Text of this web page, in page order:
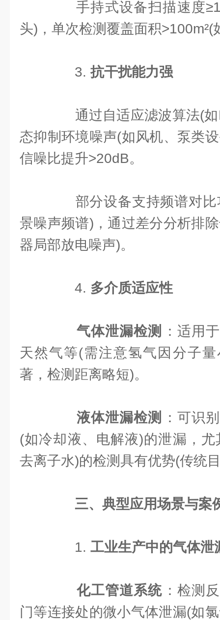
手持式设备扫描速度
头)，单次检测覆盖面积
3. ​ ​抗干扰能力强​
通过自适应滤波算法(如
态抑制环境噪声(如风机、泵类
信噪比提升>20dB。
部分设备支持频谱对比
景噪声频谱)，通过差分分析排
器局部放电噪声)。
4. ​ ​多介质适应性​
​气体泄漏检测​
：适用
天然气等(需注意氢气因分子
著，检测距离略短)。
​液体泄漏检测​
：可识
(如冷却液、电解液)的泄漏，
去离子水)的检测具有优势(传统
三、典型应用场景与案
1. ​ 工业生产中的气体泄
​化工管道系统​ ：检测
门等连接处的微小气体泄漏(如